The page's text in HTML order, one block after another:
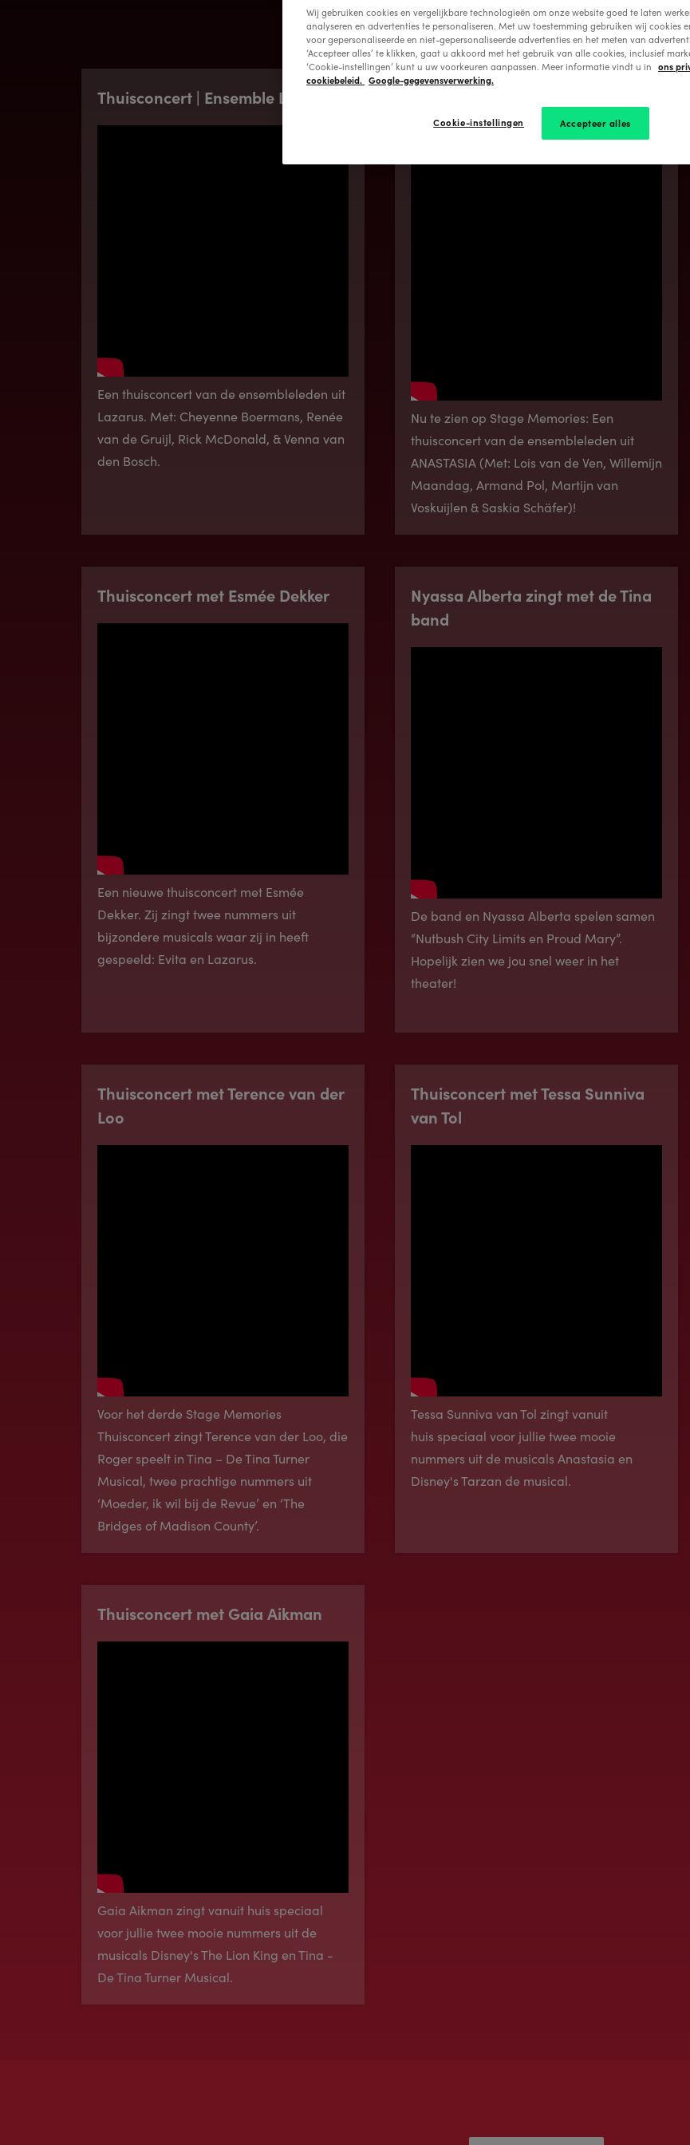
Thuisconcert | Ensemble Lazarus
Een thuisconcert van de ensembleleden uit
Lazarus. Met: Cheyenne Boermans, Renée
van de Gruijl, Rick McDonald, & Venna van
den Bosch.
Thuisconcert
Nu te zien op Stage Memories: Een
thuisconcert van de ensembleleden uit
ANASTASIA (Met: Lois van de Ven, Willemijn
Maandag, Armand Pol, Martijn van
Voskuijlen & Saskia Schäfer)!
Thuisconcert met Esmée Dekker
Een nieuwe thuisconcert met Esmée
Dekker. Zij zingt twee nummers uit
bijzondere musicals waar zij in heeft
gespeeld: Evita en Lazarus.
Nyassa Alberta zingt met de Tina
band
De band en Nyassa Alberta spelen samen
“Nutbush City Limits en Proud Mary”.
Hopelijk zien we jou snel weer in het
theater!
Thuisconcert met Terence van der
Loo
Voor het derde Stage Memories
Thuisconcert zingt Terence van der Loo, die
Roger speelt in Tina – De Tina Turner
Musical, twee prachtige nummers uit
‘Moeder, ik wil bij de Revue’ en ‘The
Bridges of Madison County’.
Thuisconcert met Tessa Sunniva
van Tol
Tessa Sunniva van Tol zingt vanuit
huis speciaal voor jullie twee mooie
nummers uit de musicals Anastasia en
Disney's Tarzan de musical.
Thuisconcert met Gaia Aikman
Gaia Aikman zingt vanuit huis speciaal
voor jullie twee mooie nummers uit de
musicals Disney's The Lion King en Tina -
De Tina Turner Musical.
Wij gebruiken cookies en vergelijkbare technologieën om onze website goed te laten
analyseren en advertenties te personaliseren. Met uw toestemming gebruiken wij cookies
voor gepersonaliseerde en niet-gepersonaliseerde advertenties en het meten van
‘Accepteer alles’ te klikken, gaat u akkoord met het gebruik van alle cookies, inclusief
‘Cookie-instellingen’ kunt u uw voorkeuren aanpassen. Meer informatie vindt u in ons
cookiebeleid. Google-gegevensverwerking.
Accepteer alles
Cookie-instellingen